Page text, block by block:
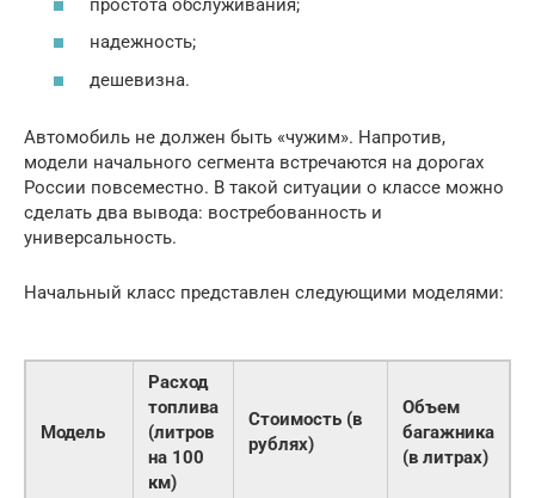
простота обслуживания;
надежность;
дешевизна.
Автомобиль не должен быть «чужим». Напротив,
модели начального сегмента встречаются на дорогах
России повсеместно. В такой ситуации о классе можно
сделать два вывода: востребованность и
универсальность.
Начальный класс представлен следующими моделями:
Модель
Расход
топлива
(литров
на 100
км)
Стоимость (в
рублях)
Объем
багажника
(в литрах)